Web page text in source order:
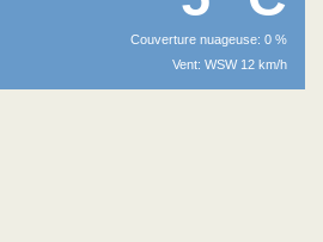
Couverture nuageuse: 0 %
Vent: WSW 12 km/h